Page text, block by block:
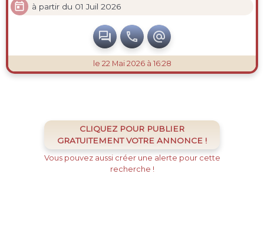
 à partir du 01 Juil 2026
  
le 22 Mai 2026 à 16:28
CLIQUEZ POUR PUBLIER
GRATUITEMENT VOTRE ANNONCE !
Vous pouvez aussi créer une alerte pour cette
recherche !